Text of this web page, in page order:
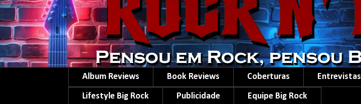
Album Reviews Book Reviews Coberturas Entrevistas
Lifestyle Big Rock Publicidade Equipe Big Rock